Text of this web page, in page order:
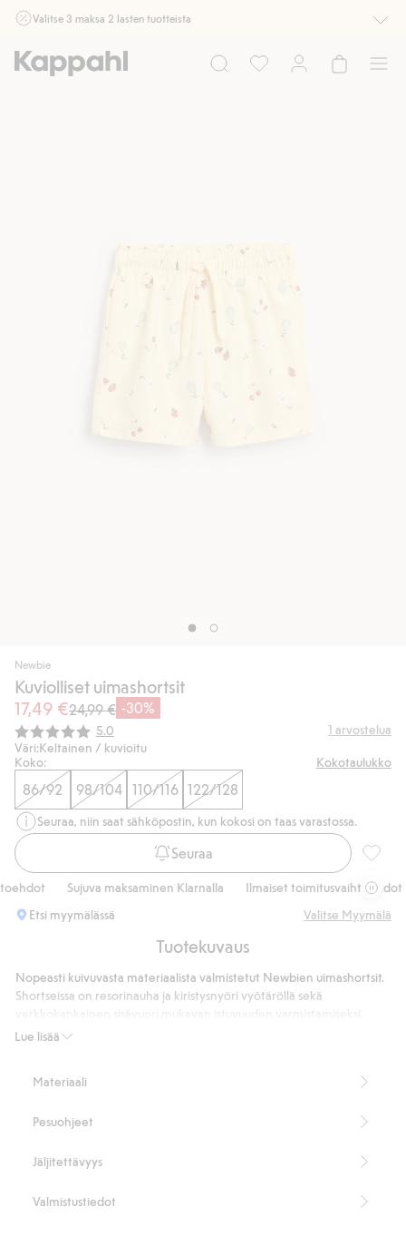
Valitse 3 maksa 2 lasten tuotteista
myymälässä ja verkossa. Ei voi yhdistää muihin alennuksiin tai tarjouksiin.
Newbie
Kuviolliset uimashortsit
17,49 €24,99 € -30%
Keskimääräinen luokitus:
5.0 1 arvostelua
Väri:Keltainen / kuvioitu
Koko:
Kokotaulukko
86/92 98/104 110/116 122/128
Seuraa, niin saat sähköpostin, kun kokosi on taas varastossa.
Seuraa
Sujuva maksaminen Klarnalla
Ilmaiset toimitusvaihtoehdot
Etsi myymälässä
Valitse Myymälä
Tuotekuvaus
Lue lisää
Nopeasti kuivuvasta materiaalista valmistetut Newbien uimashortsit.
Shortseissa on resorinauha ja kiristysnyöri vyötäröllä sekä
Söpö ja kesäinen hedelmä- ja marjakuviointi. Ihanteelliset leikkeihin
Nauhakuja vyötäröllä.
Kesäinen hedelmäkuviointi.
Tuotenumero:900316
Materiaali
Pesuohjeet
Jäljitettävyys
Valmistustiedot